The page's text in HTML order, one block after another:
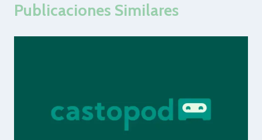
Publicaciones Similares